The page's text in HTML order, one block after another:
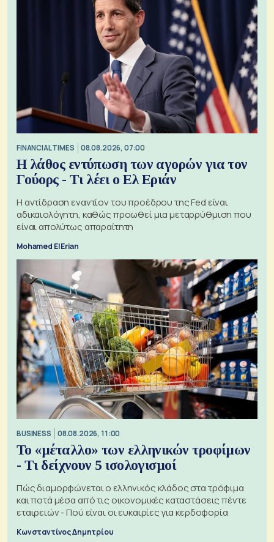
FINANCIAL TIMES 08.08.2026, 07:00
Η λάθος εντύπωση των αγορών για τον
Γούορς - Τι λέει ο Ελ Εριάν
Η αντίδραση εναντίον του προέδρου της Fed είναι
αδικαιολόγητη, καθώς προωθεί μια μεταρρύθμιση που
είναι απολύτως απαραίτητη
Mohamed El Erian
BUSINESS 08.08.2026, 11:00
Το «μέταλλο» των ελληνικών τροφίμων
- Τι δείχνουν 5 ισολογισμοί
Πώς διαμορφώνεται ο ελληνικός κλάδος στα τρόφιμα
και ποτά μέσα από τις οικονομικές καταστάσεις πέντε
εταιρειών - Πού είναι οι ευκαιρίες για κερδοφορία
Κωνσταντίνος Δημητρίου